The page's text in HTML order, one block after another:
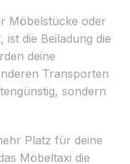
Möbelstücke oder
die Beiladung die
deine
Transporten
sondern
Platz für deine
Möbeltaxi die